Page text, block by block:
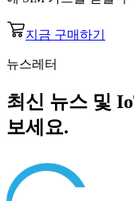
지금 구매하기
뉴스레터
최신 뉴스 및
보세요.